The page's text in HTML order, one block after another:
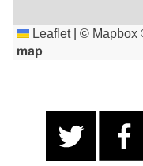
Leaflet © Mapbox
map